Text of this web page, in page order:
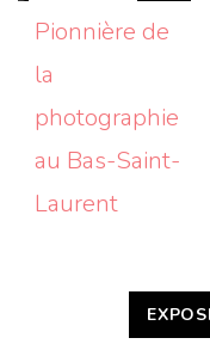
Pionnière de
la
photographie
au Bas-Saint-
Laurent